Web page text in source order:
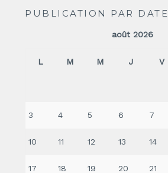
PUBLICATION PAR DATE
août 2026
L M M J V
3 4 5 6 7
10 11 12 13 14
17 18 19 20 21